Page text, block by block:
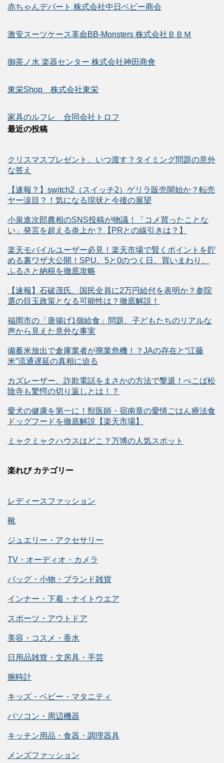
赤ちゃんデパート 株式会社中日ベビー商会
激安スーツケース革命BB-Monsters 株式会社ＢＢＭ
御茶ノ水 楽器センター 株式会社神田商會
東栄Shop 株式会社東栄
家具のルフレ 合同会社トロフ
最近の投稿
クリスマスプレゼント、いつ渡す？タイミング問題の意外
な答え
【速報？】switch2（スイッチ2）ゲリラ販売開始か？転売
ヤー涙目？！気になる現状と今後の展望
小泉進次郎農相のSNS投稿が物議！「コメ買ったことな
い」発言を超える炎上か？【PRとの線引きは？】
楽天モバイルユーザー必見！楽天市場で賢くポイントを貯
める裏ワザ大公開！SPU、5と0のつく日、買いまわり、
ふるさと納税を徹底攻略
【速報】石破茂氏、国民全員に2万円給付を表明か？参院
選の目玉政策となる可能性は？徹底解説！
福岡市の「唐揚げ1個給食」問題、子どもたちのリアルな
声から見えた意外な事実
備蓄米放出で倉庫業者が廃業危機！？JAの存在と“江藤
米”流通遅延の真相に迫る
カズレーザー、詐欺電話をまさかの方法で撃退！ぺこぱ松
陰寺も驚愕の切り返しとは！？
愛犬の健康を第一に！獣医師・宿南章の愛情ごはん療法食
ドッグフードを徹底解説【楽天市場】
ミャクミャクハウスはどこ？万博の人気スポット
楽れび カテゴリー
レディースファッション
靴
ジュエリー・アクセサリー
TV・オーディオ・カメラ
バッグ・小物・ブランド雑貨
インナー・下着・ナイトウエア
スポーツ・アウトドア
美容・コスメ・香水
日用品雑貨・文房具・手芸
腕時計
キッズ・ベビー・マタニティ
パソコン・周辺機器
キッチン用品・食器・調理器具
メンズファッション